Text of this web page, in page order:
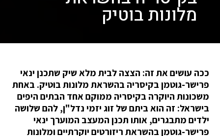
מלונות בוטיק
ככה עושים את זה: הצצה לבית מלא שיק שתכנן ינאי
פרישר-גוטמן בקיסריה בהשראת מלונות בוטיק. באחת
משכונות היוקרה בקיסריה ממוקם אחד הבתים היפים
בישראל: זה הוא ביתם של זוג יזמי נדל"ן, להם שלושה
ילדים מתבגרים, אותו תכנן המעצב המוערך ינאי
פרישר-גוטמן בהשראת ריזורטים יוקרתיים ומלונות